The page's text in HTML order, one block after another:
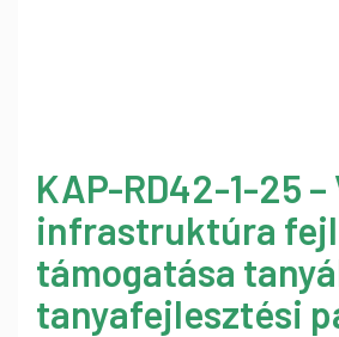
KAP-RD42-1-25
infrastruktúra
támogatása
tanyafejlesztési